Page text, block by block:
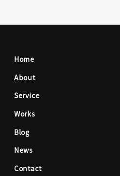
Home
About
Service
Works
Blog
News
Contact